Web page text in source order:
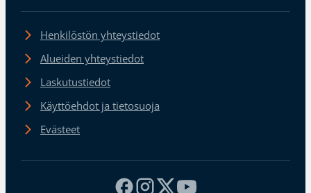
Henkilöstön yhteystiedot
Alueiden yhteystiedot
Laskutustiedot
Käyttöehdot ja tietosuoja
Evästeet